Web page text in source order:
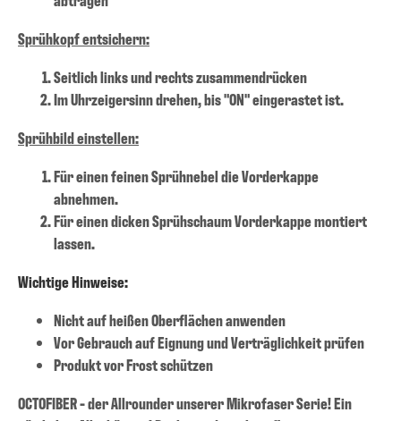
Sprühkopf entsichern:
Seitlich links und rechts zusammendrücken
Im Uhrzeigersinn drehen, bis "ON" eingerastet ist.
Sprühbild einstellen:
Für einen feinen Sprühnebel die Vorderkappe
abnehmen.
Für einen dicken Sprühschaum Vorderkappe montiert
lassen.
Wichtige Hinweise:
Nicht auf heißen Oberflächen anwenden
Vor Gebrauch auf Eignung und Verträglichkeit prüfen
Produkt vor Frost schützen
OCTOFIBER - der Allrounder unserer Mikrofaser Serie! Ein